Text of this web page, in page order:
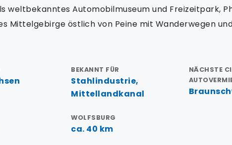
weltbekanntes Automobilmuseum und Freizeitpark,
Mittelgebirge östlich von Peine mit Wanderwegen
BEKANNT FÜR
Stahlindustrie,
Mittellandkanal
NÄCHSTE
WOLFSBURG
ca. 40 km